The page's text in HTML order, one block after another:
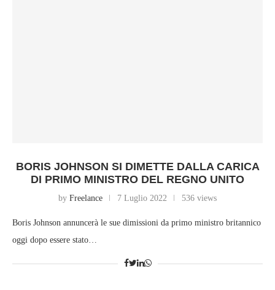
BORIS JOHNSON SI DIMETTE DALLA CARICA
DI PRIMO MINISTRO DEL REGNO UNITO
by Freelance 7 Luglio 2022 536 views
Boris Johnson annuncerà le sue dimissioni da primo ministro britannico
oggi dopo essere stato…